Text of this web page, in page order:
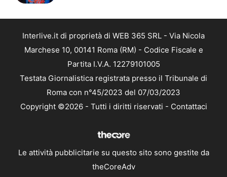
Interlive.it di proprietà di WEB 365 SRL - Via Nicola
Marchese 10, 00141 Roma (RM) - Codice Fiscale e
Partita I.V.A. 12279101005
Testata Giornalistica registrata presso il Tribunale di
Roma con n°45/2023 del 07/03/2023
Copyright ©2026 - Tutti i diritti riservati - Contattaci
Le attività pubblicitarie su questo sito sono gestite da
theCoreAdv